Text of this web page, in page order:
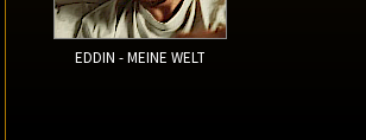
EDDIN - MEINE WELT